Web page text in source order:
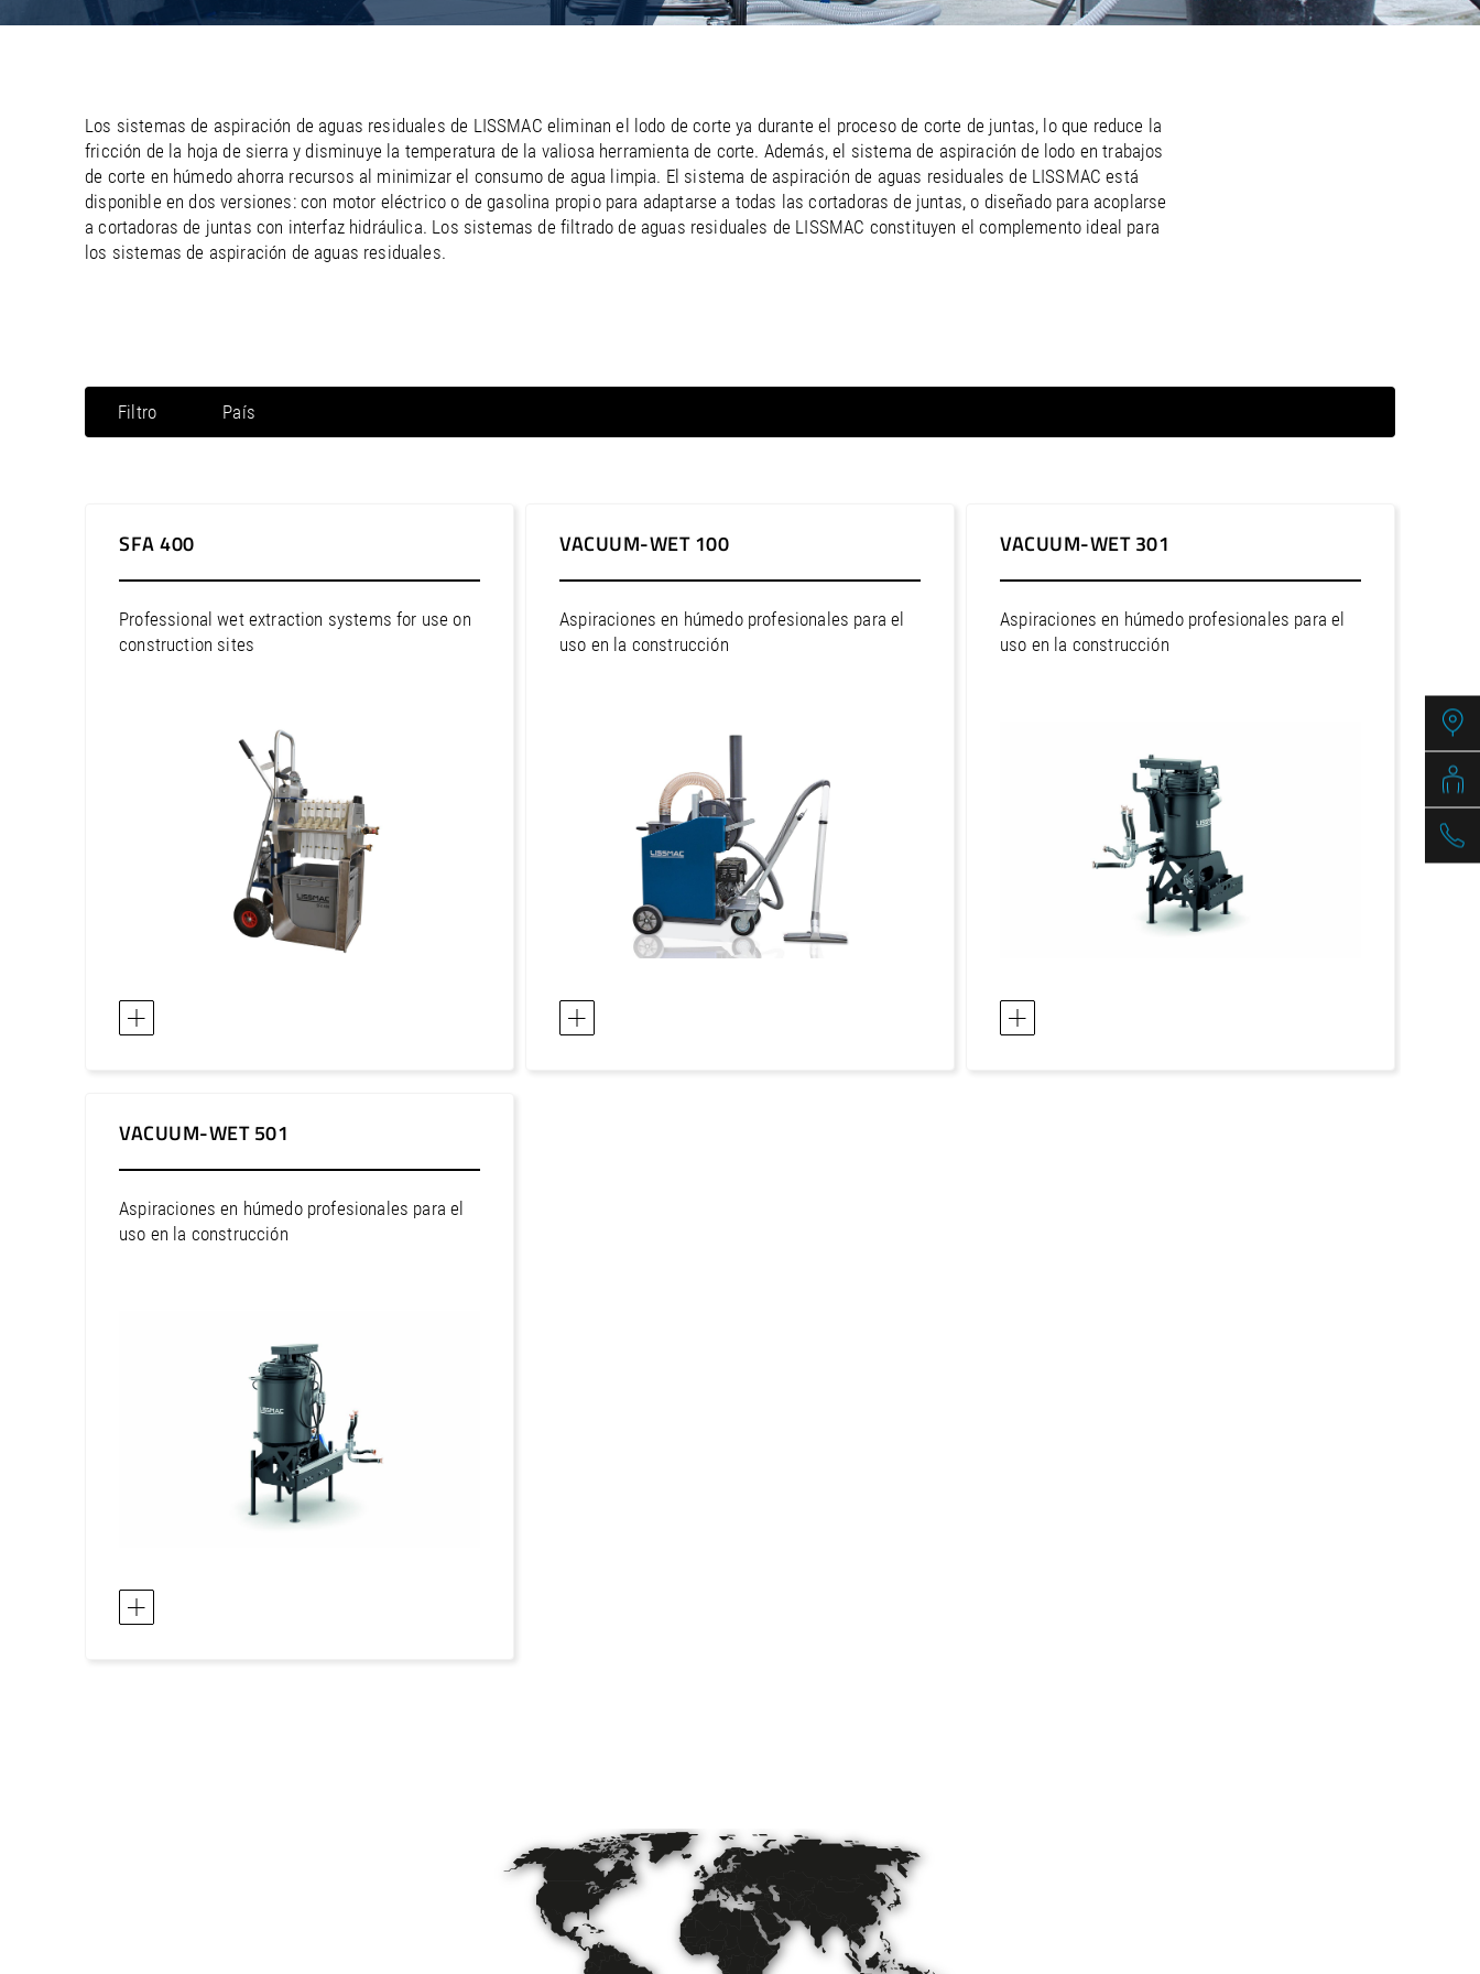
France
EN
/
Netherlands/EN
NL
/
Ukraine
/EN
/
Oman
EN
/
Los sistemas de aspiración de aguas residuales de LISSMAC eliminan el lodo de corte ya durante el proceso de corte de juntas, lo que reduce la
fricción de la hoja de sierra y disminuye la temperatura de la valiosa herramienta de corte. Además, el sistema de aspiración de lodo en trabajos
de corte en húmedo ahorra recursos al minimizar el consumo de agua limpia. El sistema de aspiración de aguas residuales de LISSMAC está
disponible en dos versiones: con motor eléctrico o de gasolina propio para adaptarse a todas las cortadoras de juntas, o diseñado para acoplarse
a cortadoras de juntas con interfaz hidráulica. Los sistemas de filtrado de aguas residuales de LISSMAC constituyen el complemento ideal para
los sistemas de aspiración de aguas residuales.
Filtro País
Sudamérica / Bolivia
Sudamérica / Colombia
Sudamérica / Perú
Sudamérica / Uruguay
Europa / Alemania
Europa / Austria
Europa / Bélgica
Europa / Bielorrusia
Europa / Dinamarca
Europa / España
Europa / Francia
Europa / Grecia
Europa / Hungría
Europa / Irlanda
Europa / Islandia
Europa / Italia
SFA 400
Professional wet extraction systems for use on
construction sites
VACUUM-WET 100
Aspiraciones en húmedo profesionales para el
uso en la construcción
VACUUM-WET 301
Aspiraciones en húmedo profesionales para el
uso en la construcción
VACUUM-WET 501
Aspiraciones en húmedo profesionales para el
uso en la construcción